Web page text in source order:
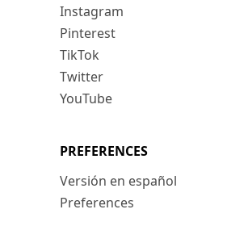
Instagram
Pinterest
TikTok
Twitter
YouTube
PREFERENCES
Versión en español
Preferences